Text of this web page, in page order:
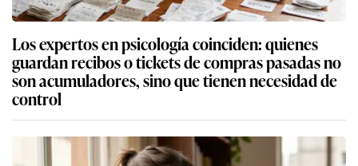
Los expertos en psicología coinciden: quienes
guardan recibos o tickets de compras pasadas no
son acumuladores, sino que tienen necesidad de
control